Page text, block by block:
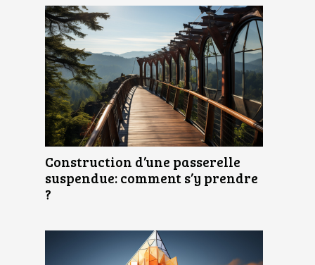
Construction d’une passerelle
suspendue: comment s’y prendre
?